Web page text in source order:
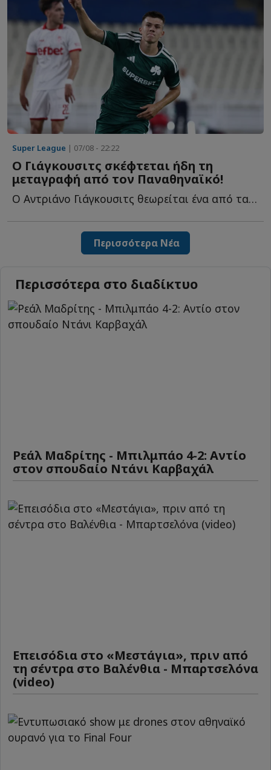
Super League | 07/08 - 22:22
Ο Γιάγκουσιτς σκέφτεται ήδη τη
μεταγραφή από τον Παναθηναϊκό!
Ο Αντριάνο Γιάγκουσιτς θεωρείται ένα από τα μεγαλύτερα π...
Περισσότερα Νέα
Περισσότερα στο διαδίκτυο
Ρεάλ Μαδρίτης - Μπιλμπάο 4-2: Αντίο
στον σπουδαίο Ντάνι Καρβαχάλ
Επεισόδια στο «Μεστάγια», πριν από
τη σέντρα στο Βαλένθια - Μπαρτσελόνα
(video)